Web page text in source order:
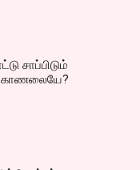
சாப்பிடும்